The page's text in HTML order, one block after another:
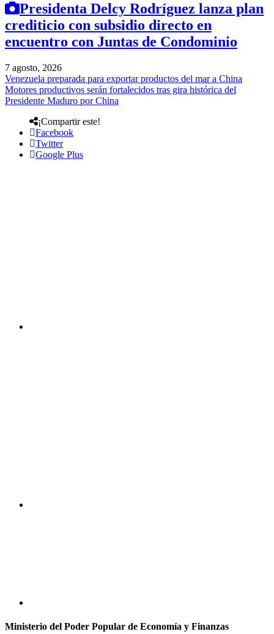
Presidenta Delcy Rodríguez lanza plan
crediticio con subsidio directo en
encuentro con Juntas de Condominio
7 agosto, 2026
Venezuela preparada para exportar productos del mar a China
Motores productivos serán fortalecidos tras gira histórica del
Presidente Maduro por China
¡Compartir este!
Facebook
Twitter
Google Plus
Ministerio del Poder Popular de Economía y Finanzas